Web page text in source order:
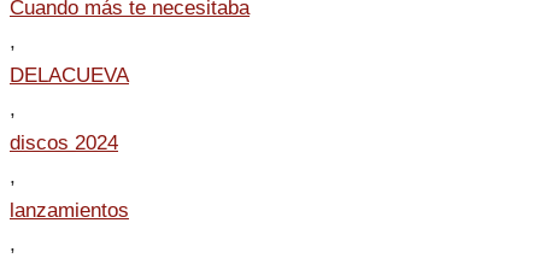
Cuando más te necesitaba
,
DELACUEVA
,
discos 2024
,
lanzamientos
,